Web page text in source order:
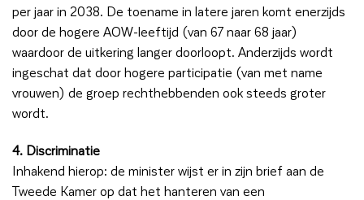
per jaar in 2038. De toename in latere jaren komt enerzijds
door de hogere AOW-leeftijd (van 67 naar 68 jaar)
waardoor de uitkering langer doorloopt. Anderzijds wordt
ingeschat dat door hogere participatie (van met name
vrouwen) de groep rechthebbenden ook steeds groter
wordt.
4. Discriminatie
Inhakend hierop: de minister wijst er in zijn brief aan de
Tweede Kamer op dat het hanteren van een